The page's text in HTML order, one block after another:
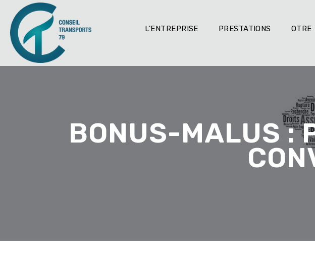
L'ENTREPRISE PRESTATIONS OTRE
BONUS-MALUS :